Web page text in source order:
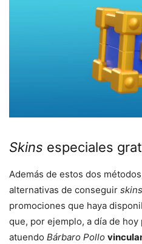
Skins especiales
Además de estos dos
alternativas de conseguir skins
promociones que haya
que, por ejemplo, a día de
atuendo Bárbaro Pollo